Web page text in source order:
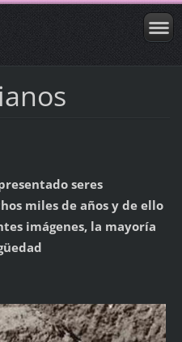
seres
miles de años y de ello
imágenes, la mayoría